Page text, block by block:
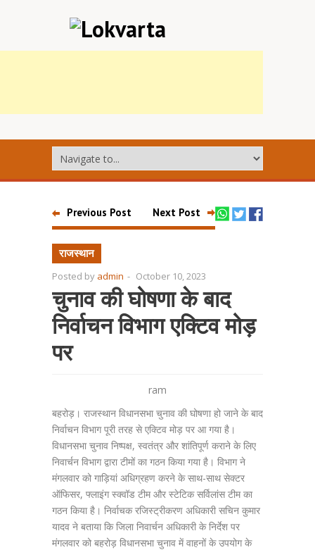
Previous Post Next Post
राजस्थान
Posted by admin - October 10, 2023
चुनाव की घोषणा के बाद
निर्वाचन विभाग एक्टिव मोड़
पर
ram
बहरोड़। राजस्थान विधानसभा चुनाव की घोषणा हो जाने के बाद
निर्वाचन विभाग पूरी तरह से एक्टिव मोड़ पर आ गया है।
विधानसभा चुनाव निष्पक्ष, स्वतंत्र और शांतिपूर्ण कराने के लिए
निवार्चन विभाग द्वारा टीमों का गठन किया गया है। विभाग ने
मंगलवार को गाड़ियां अधिग्रहण करने के साथ-साथ सेक्टर
ऑफिसर, फ्लाइंग स्क्वॉड टीम और स्टेटिक सर्विलांस टीम का
गठन किया है। निर्वाचक रजिस्ट्रीकरण अधिकारी सचिन कुमार
यादव ने बताया कि जिला निवार्चन अधिकारी के निर्देश पर
मंगलवार को बहरोड़ विधानसभा चुनाव में वाहनों के उपयोग के